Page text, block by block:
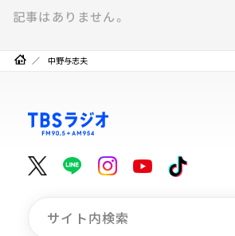
記事はありません。
中野与志夫